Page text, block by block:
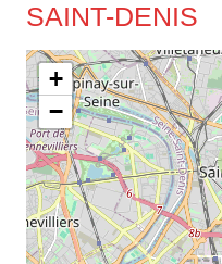
SAINT-DENIS
+
−